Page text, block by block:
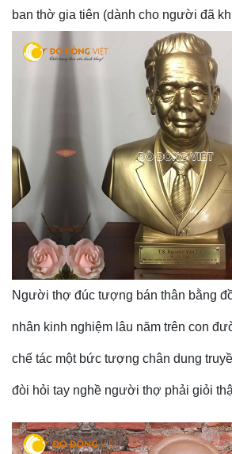
ban thờ gia tiên (dành cho người đã
Người thợ đúc tượng bán thân bằng
nhân kinh nghiệm lâu năm trên con
chế tác một bức tượng chân dung
đòi hỏi tay nghề người thợ phải giỏi